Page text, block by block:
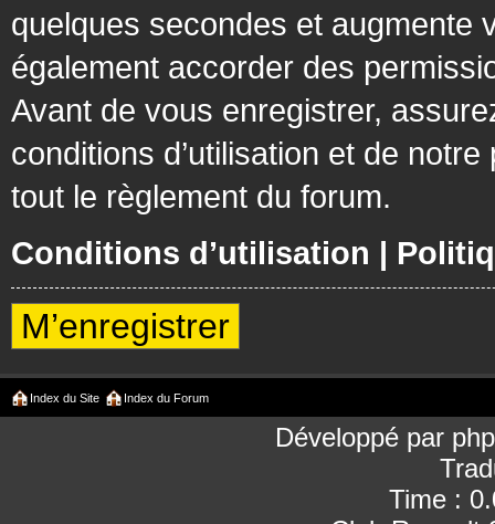
quelques secondes et augmente
également accorder des
Avant de vous enregistrer,
conditions d’utilisation et de
tout le règlement du forum.
Conditions d’utilisation |
M’enregistrer
Index du Site Index du Forum
Développé par
Time :